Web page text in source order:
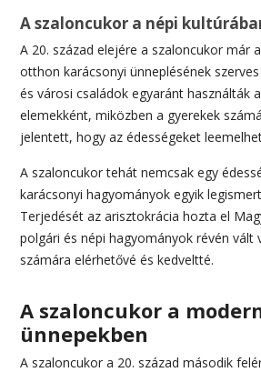
A szaloncukor a népi
A 20. század elejére a szaloncukor már
otthon karácsonyi ünneplésének
és városi családok egyaránt használták
elemekként, miközben a gyerekek
jelentett, hogy az édességeket
A szaloncukor tehát nemcsak egy
karácsonyi hagyományok egyik
Terjedését az arisztokrácia hozta el
polgári és népi hagyományok révén vált
számára elérhetővé és kedveltté.
A szaloncukor a
ünnepekben
A szaloncukor a 20. század második